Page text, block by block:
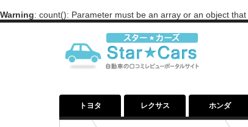
Warning: count(): Parameter must be an array or an object
トヨタ レクサス ホンダ